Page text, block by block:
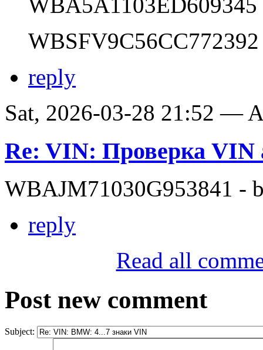
WBSFV9C56CC772392
reply
Sat, 2026-03-28 21:52 —
Re: VIN: Проверка VIN
WBAJM71030G953841 -
reply
Read all
Post new comment
Subject: